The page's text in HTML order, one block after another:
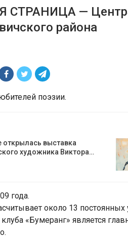
СТРАНИЦА —
района
поэзии.
открылась выставка
художника Виктора…
года.
около 13 постоянных
«Бумеранг» является